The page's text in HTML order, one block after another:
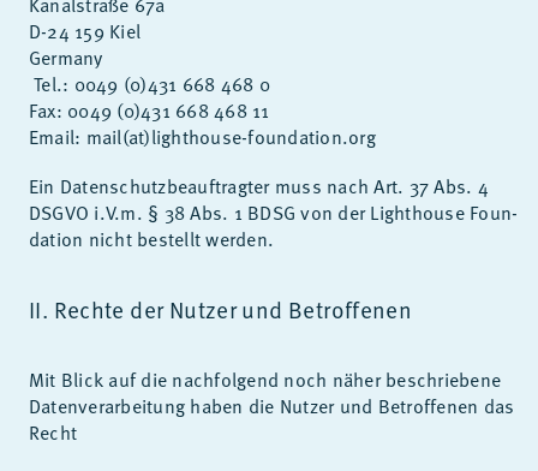
D-24 159 Kiel
Ger­ma­ny
Tel.: 0049 (0)431 668 468 0
Fax: 0049 (0)431 668 468 11
Email: mail(at)lighthouse-foun­da­ti­on.org
Ein Da­ten­schutz­be­auf­trag­ter muss nach Art. 37 Abs. 4
DS­GVO i.V.m. § 38 Abs. 1 BDSG von der Lighthouse Foun­
da­ti­on nicht be­stellt wer­den.
II. Rech­te der Nut­zer und Be­trof­fe­nen
Mit Blick auf die nach­fol­gend noch nä­her be­schrie­be­ne
Da­ten­ver­ar­bei­tung ha­ben die Nut­zer und Be­trof­fe­nen das
Recht